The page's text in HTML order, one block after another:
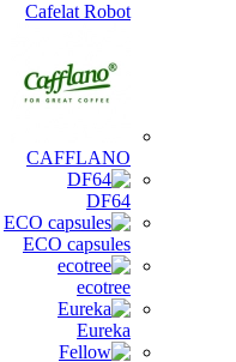
Cafelat Robot
CAFFLANO
DF64
ECO capsules
ecotree
Eureka